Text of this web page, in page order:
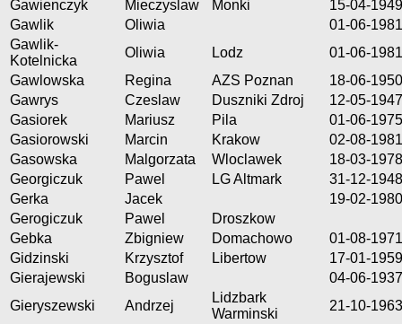
Gawienczyk Mieczyslaw Monki
15-04-1949
Gawlik
Oliwia
01-06-1981
Gawlik-
Kotelnicka
Oliwia Lodz
01-06-1981
Gawlowska
Regina AZS Poznan
18-06-1950
Gawrys
Czeslaw Duszniki Zdroj
12-05-1947
Gasiorek
Mariusz Pila
01-06-1975
Gasiorowski
Marcin Krakow
02-08-1981
Gasowska
Malgorzata Wloclawek
18-03-1978
Georgiczuk
Pawel LG Altmark
31-12-1948
Gerka
Jacek
19-02-1980
Gerogiczuk
Pawel
Droszkow
Gebka
Zbigniew Domachowo
01-08-1971
Gidzinski
Krzysztof Libertow
17-01-1959
Gierajewski
Boguslaw
04-06-1937
Gieryszewski
Andrzej
Lidzbark
Warminski
21-10-1963